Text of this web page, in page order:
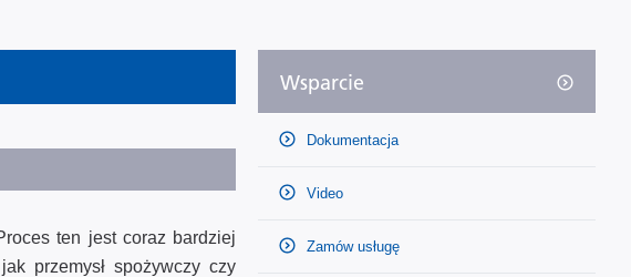
ten jest coraz bardziej
przemysł spożywczy czy
Wsparcie
Dokumentacja
Video
Zamów usługę